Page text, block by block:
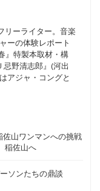
リーライター。音楽
ーの体験レポート
』特製本取材・構
忌野清志郎』(河出
アジャ・コングと
佐山ワンマンへの挑戦
稲佐山へ
ソンたちの鼎談